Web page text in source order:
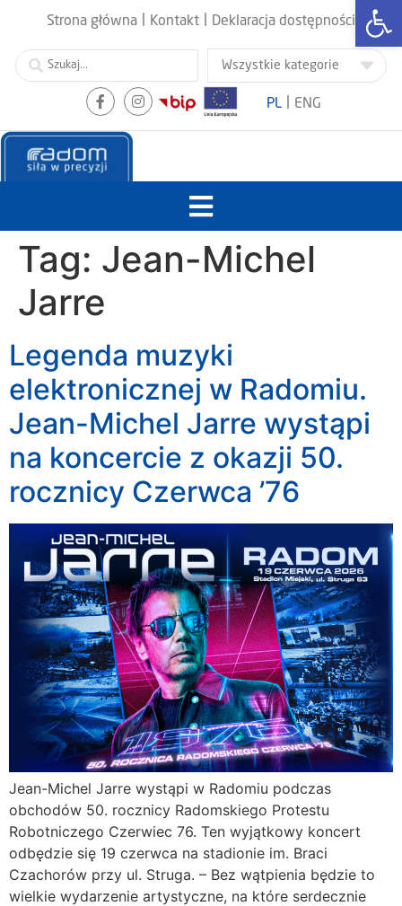
Strona główna Kontakt Deklaracja dostępności
PL ENG
Tag: Jean-Michel
Jarre
Legenda muzyki
elektronicznej w Radomiu.
Jean-Michel Jarre wystąpi
na koncercie z okazji 50.
rocznicy Czerwca ’76
Jean-Michel Jarre wystąpi w Radomiu podczas
obchodów 50. rocznicy Radomskiego Protestu
Robotniczego Czerwiec 76. Ten wyjątkowy koncert
odbędzie się 19 czerwca na stadionie im. Braci
Czachorów przy ul. Struga. – Bez wątpienia będzie to
wielkie wydarzenie artystyczne, na które serdecznie